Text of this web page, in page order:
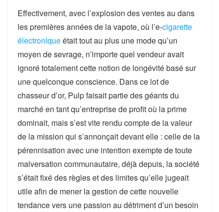
Effectivement, avec l’explosion des ventes au dans
les premières années de la vapote, où l’e-cigarette
électroniqueétait tout au plus une mode qu’un
moyen de sevrage, n’importe quel vendeur avait
ignoré totalement cette notion de longévité basé sur
une quelconque conscience. Dans ce lot de
chasseur d’or, Pulp faisait partie des géants du
marché en tant qu’entreprise de profit où la prime
dominait, mais s’est vite rendu compte de la valeur
de la mission qui s’annonçait devant elle : celle de la
pérennisation avec une intention exempte de toute
malversation communautaire, déjà depuis, la société
s’était fixé des règles et des limites qu’elle jugeait
utile afin de mener la gestion de cette nouvelle
tendance vers une passion au détriment d’un besoin